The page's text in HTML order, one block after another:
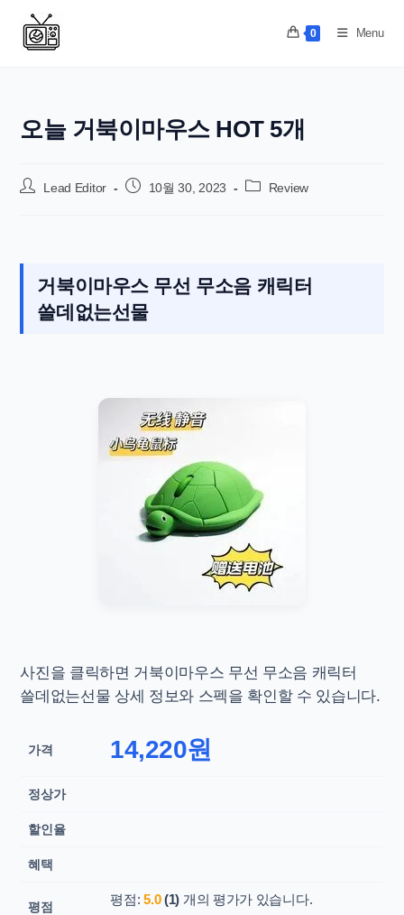
content
0 Menu
오늘 거북이마우스 HOT 5개
Post Lead Editor
Post 10월 30, 2023
Post Review
거북이마우스 무선 무소음 캐릭터
쓸데없는선물
사진을 클릭하면 거북이마우스 무선 무소음 캐릭터
쓸데없는선물 상세 정보와 스펙을 확인할 수 있습니다.
가격 14,220원
정상가
할인율
혜택
평점 평점:5.0 (1) 개의 평가가 있습니다.